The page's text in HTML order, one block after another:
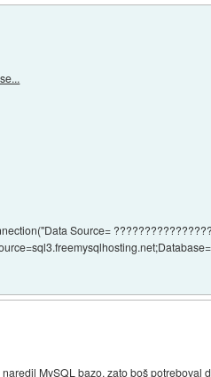
Source=
MySQL bazo, zato boš potreboval